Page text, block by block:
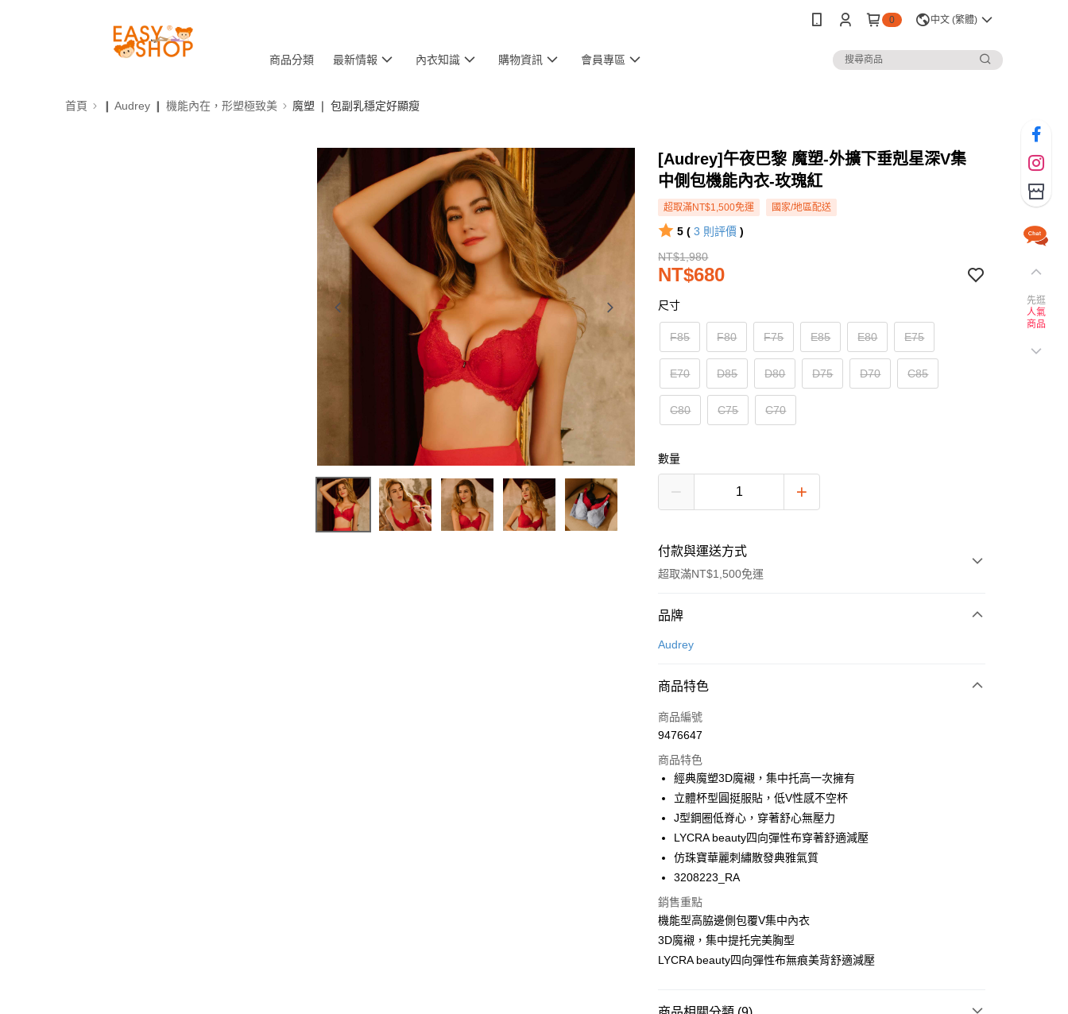
0 中文 (繁體)
商品分類 最新情報 內衣知識 購物資訊 會員專區
首頁 ❙ Audrey ❙ 機能內在，形塑極致美 魔塑 ❘ 包副乳穩定好顯瘦
[Audrey]午夜巴黎 魔塑-外擴下垂剋星深V集
中側包機能內衣-玫瑰紅
超取滿NT$1,500免運 國家/地區配送
5 ( 3 則評價 )
NT$1,980
NT$680
尺寸
F85 F80 F75 E85 E80 E75
E70 D85 D80 D75 D70 C85
C80 C75 C70
數量
付款與運送方式
超取滿NT$1,500免運
付款方式
信用卡一次付款
Apple Pay
悠遊付
Google Pay
全支付
全盈+PAY
AFTEE先享後付
相關說明
【關於「AFTEE先享後付」】
AFTEE先享後付是「在收到商品之後才付款」的支付方式。 讓您購物簡單
便利好安心！
１．簡單：不需註冊會員、不需綁卡、不需儲值。
ATM付款
全家取付
品牌
Audrey
商品特色
商品編號
9476647
商品特色
經典魔塑3D魔襯，集中托高一次擁有
立體杯型圓挺服貼，低V性感不空杯
J型鋼圈低脊心，穿著舒心無壓力
LYCRA beauty四向彈性布穿著舒適減壓
仿珠寶華麗刺繡散發典雅氣質
3208223_RA
銷售重點
機能型高脇邊側包覆V集中內衣
3D魔襯，集中提托完美胸型
LYCRA beauty四向彈性布無痕美背舒適減壓
先逛
人氣
商品